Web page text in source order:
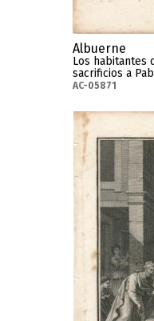
Albuerne
Los habitantes
sacrificios a
AC-05871